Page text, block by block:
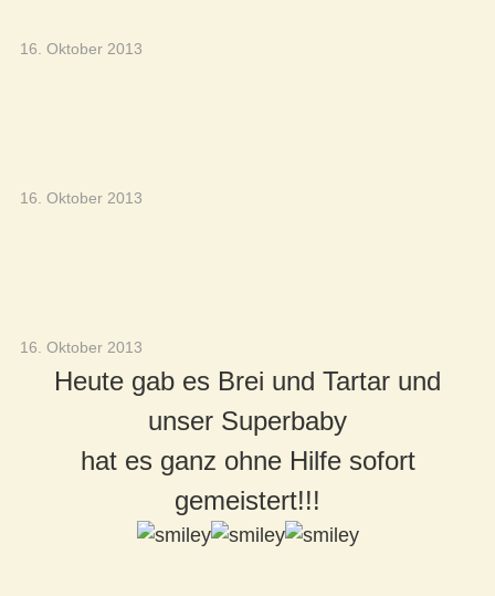
16. Oktober 2013
16. Oktober 2013
16. Oktober 2013
Heute gab es Brei und Tartar und
unser Superbaby
hat es ganz ohne Hilfe sofort
gemeistert!!!